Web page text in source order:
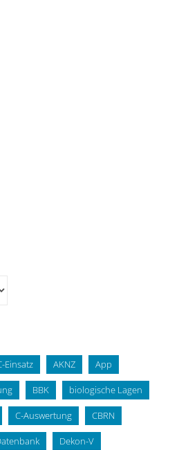
Einsatz AKNZ App
BBK biologische Lagen
C-Auswertung CBRN
Dekon-V